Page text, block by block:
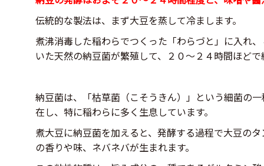
伝統的な製法は、まず大豆を蒸して冷まします。
煮沸消毒した稲わらでつくった「わらづと」に入れ
いた天然の納豆菌が繁殖して、２０〜２４時間ほど
納豆菌は、「枯草菌（こそうきん）」という細菌の
在し、特に稲わらに多く生息しています。
煮大豆に納豆菌を加えると、発酵する過程で大豆の
の香りや味、ネバネバが生まれます。